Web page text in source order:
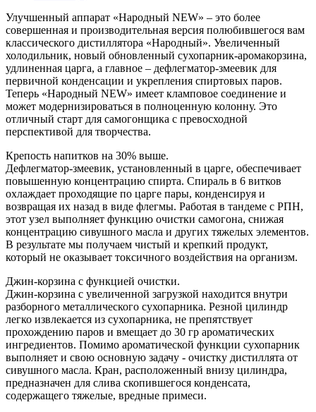
Улучшенный аппарат «Народный NEW» – это более
совершенная и производительная версия полюбившегося вам
классического дистиллятора «Народный». Увеличенный
холодильник, новый обновленный сухопарник-аромакорзина,
удлиненная царга, а главное – дефлегматор-змеевик для
первичной конденсации и укрепления спиртовых паров.
Теперь «Народный NEW» имеет кламповое соединение и
может модернизироваться в полноценную колонну. Это
отличный старт для самогонщика с превосходной
перспективой для творчества.
Крепость напитков на 30% выше.
Дефлегматор-змеевик, установленный в царге, обеспечивает
повышенную концентрацию спирта. Спираль в 6 витков
охлаждает проходящие по царге пары, конденсируя и
возвращая их назад в виде флегмы. Работая в тандеме с РПН,
этот узел выполняет функцию очистки самогона, снижая
концентрацию сивушного масла и других тяжелых элементов.
В результате мы получаем чистый и крепкий продукт,
который не оказывает токсичного воздействия на организм.
Джин-корзина с функцией очистки.
Джин-корзина с увеличенной загрузкой находится внутри
разборного металлического сухопарника. Резной цилиндр
легко извлекается из сухопарника, не препятствует
прохождению паров и вмещает до 30 гр ароматических
ингредиентов. Помимо ароматической функции сухопарник
выполняет и свою основную задачу - очистку дистиллята от
сивушного масла. Кран, расположенный внизу цилиндра,
предназначен для слива скопившегося конденсата,
содержащего тяжелые, вредные примеси.